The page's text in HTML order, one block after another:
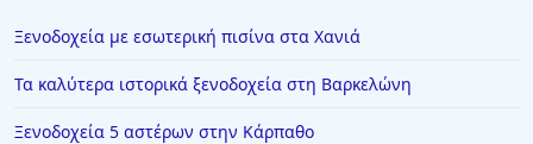
Ξενοδοχεία με εσωτερική πισίνα στα Χανιά
Τα καλύτερα ιστορικά ξενοδοχεία στη Βαρκελώνη
Ξενοδοχεία 5 αστέρων στην Κάρπαθο